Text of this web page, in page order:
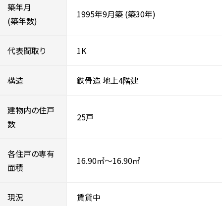
築年月
(築年数)
1995年9月築 (築30年)
代表間取り 1K
構造 鉄骨造地上4階建
建物内の住戸
数
25戸
各住戸の専有
面積
16.90㎡～16.90㎡
現況 賃貸中